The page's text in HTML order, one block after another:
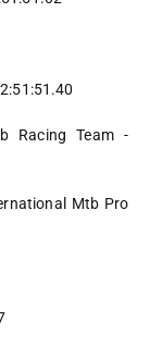
Racing Team -
Mtb Pro